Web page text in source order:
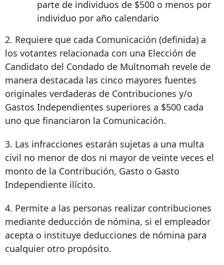
parte de individuos de $500 o menos por
individuo por año calendario
2. Requiere que cada Comunicación (definida) a
los votantes relacionada con una Elección de
Candidato del Condado de Multnomah revele de
manera destacada las cinco mayores fuentes
originales verdaderas de Contribuciones y/o
Gastos Independientes superiores a $500 cada
uno que financiaron la Comunicación.
3. Las infracciones estarán sujetas a una multa
civil no menor de dos ni mayor de veinte veces el
monto de la Contribución, Gasto o Gasto
Independiente ilícito.
4. Permite a las personas realizar contribuciones
mediante deducción de nómina, si el empleador
acepta o instituye deducciones de nómina para
cualquier otro propósito.